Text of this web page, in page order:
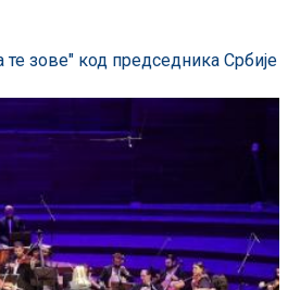
те зове" код председника Србије